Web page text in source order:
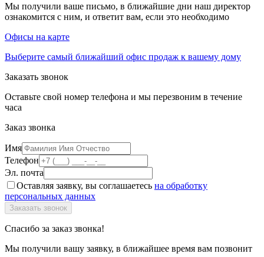
Мы получили ваше письмо, в ближайшие дни наш директор
ознакомится с ним, и ответит вам, если это необходимо
Офисы на карте
Выберите самый ближайший офис продаж к вашему дому
Заказать звонок
Оставьте свой номер телефона и мы перезвоним в течение
часа
Заказ звонка
Имя
Телефон
Эл. почта
Оставляя заявку, вы соглашаетесь на обработку
персональных данных
Спасибо за заказ звонка!
Мы получили вашу заявку, в ближайшее время вам позвонит